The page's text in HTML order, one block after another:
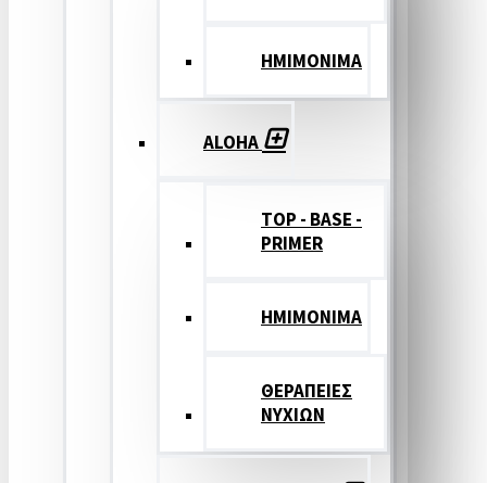
ΗΜΙΜΟΝΙΜΑ
ALOHA
TOP - BASE -
PRIMER
ΗΜΙΜΟΝΙΜΑ
ΘΕΡΑΠΕΙΕΣ
ΝΥΧΙΩΝ